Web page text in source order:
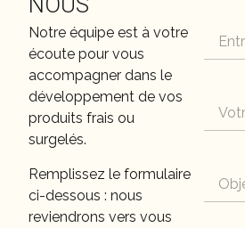
Notre équipe est à votre
écoute pour vous
accompagner dans le
développement de vos
produits frais ou
surgelés.
Remplissez le formulaire
ci-dessous : nous
reviendrons vers vous